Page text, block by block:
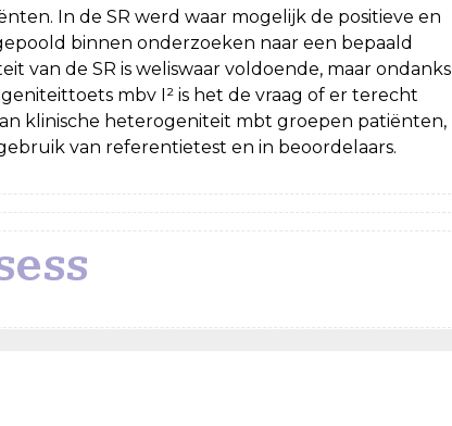
In de SR werd waar mogelijk de positieve en
binnen onderzoeken naar een bepaald
van de SR is weliswaar voldoende, maar ondanks
mbv I² is het de vraag of er terecht
klinische heterogeniteit mbt groepen patiënten,
van referentietest en in beoordelaars.